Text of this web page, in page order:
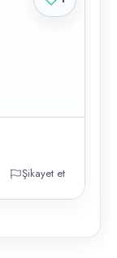
Şikayet et